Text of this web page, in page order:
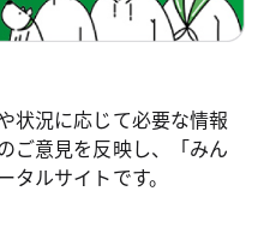
状況に応じて必要な情報
ご意見を反映し、「みん
ルサイトです。